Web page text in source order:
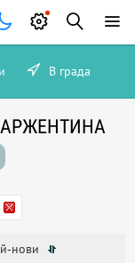
В града
АРЖЕНТИНА
нови